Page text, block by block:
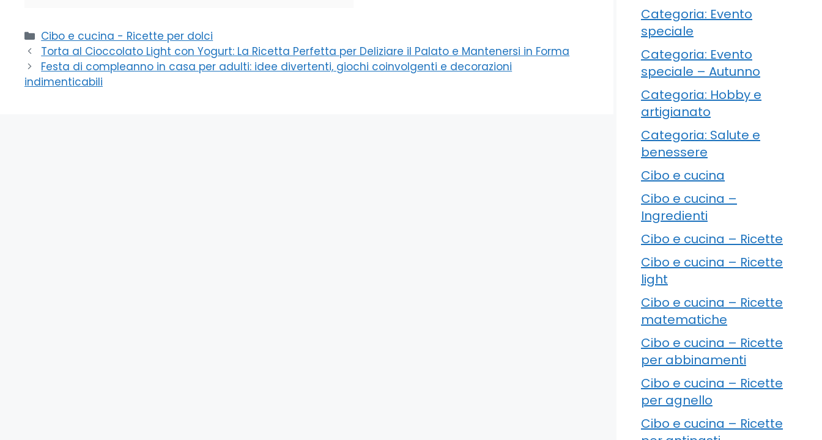
Categorie
Cibo e cucina - Ricette per dolci
Torta al Cioccolato Light con Yogurt: La Ricetta Perfetta per Deliziare il Palato e Mantenersi in Forma
Festa di compleanno in casa per adulti: idee divertenti, giochi coinvolgenti e decorazioni
indimenticabili
Categoria: Evento
speciale
Categoria: Evento
speciale – Autunno
Categoria: Hobby e
artigianato
Categoria: Salute e
benessere
Cibo e cucina
Cibo e cucina –
Ingredienti
Cibo e cucina – Ricette
Cibo e cucina – Ricette
light
Cibo e cucina – Ricette
matematiche
Cibo e cucina – Ricette
per abbinamenti
Cibo e cucina – Ricette
per agnello
Cibo e cucina – Ricette